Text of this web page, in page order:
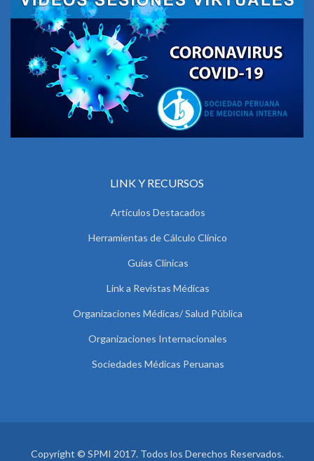
LINK Y RECURSOS
Artículos Destacados
Herramientas de Cálculo Clínico
Guías Clínicas
Link a Revistas Médicas
Organizaciones Médicas/ Salud Pública
Organizaciones Internacionales
Sociedades Médicas Peruanas
Copyright © SPMI 2017. Todos los Derechos Reservados.